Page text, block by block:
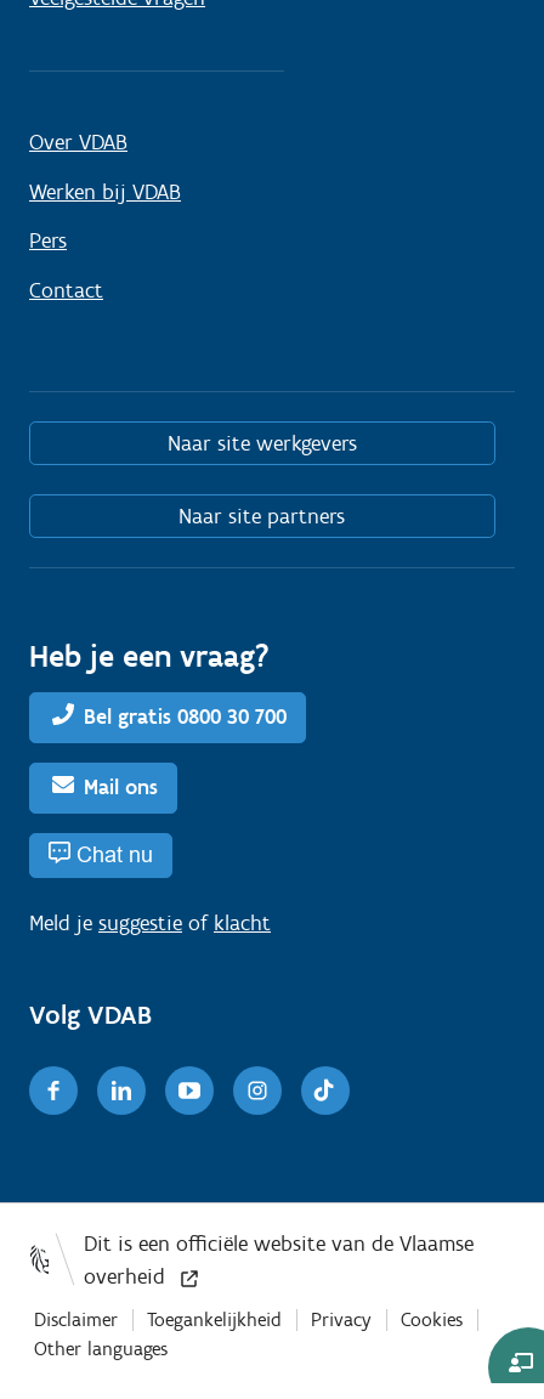
Over VDAB
Werken bij VDAB
Pers
Contact
Naar site werkgevers
Naar site partners
Heb je een vraag?
Bel gratis 0800 30 700
Mail ons
Chat nu
Meld je suggestie of klacht
Volg VDAB
FacebookLinkedinYoutubeInstagram
Disclaimer Toegankelijkheid Privacy
Cookies
Other languages
Co-